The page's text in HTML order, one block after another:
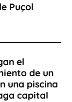
Puçol
el
de un
una piscina
capital